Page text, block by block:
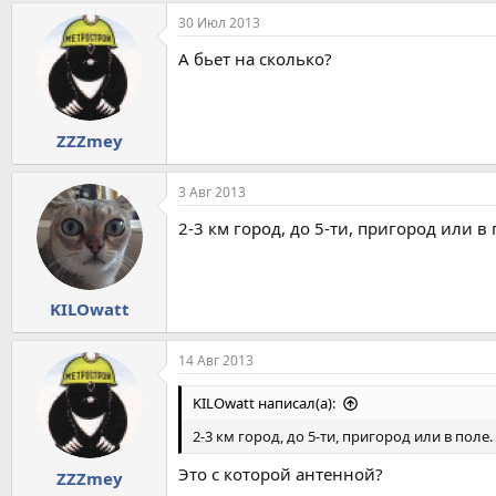
ZZZmey
30 Июл 2013
А бьет на сколько?
KILOwatt
3 Авг 2013
2-3 км город, до 5-ти, пригород или в
ZZZmey
14 Авг 2013
KILOwatt написал(а):
2-3 км город, до 5-ти, пригород или в поле.
Это с которой антенной?